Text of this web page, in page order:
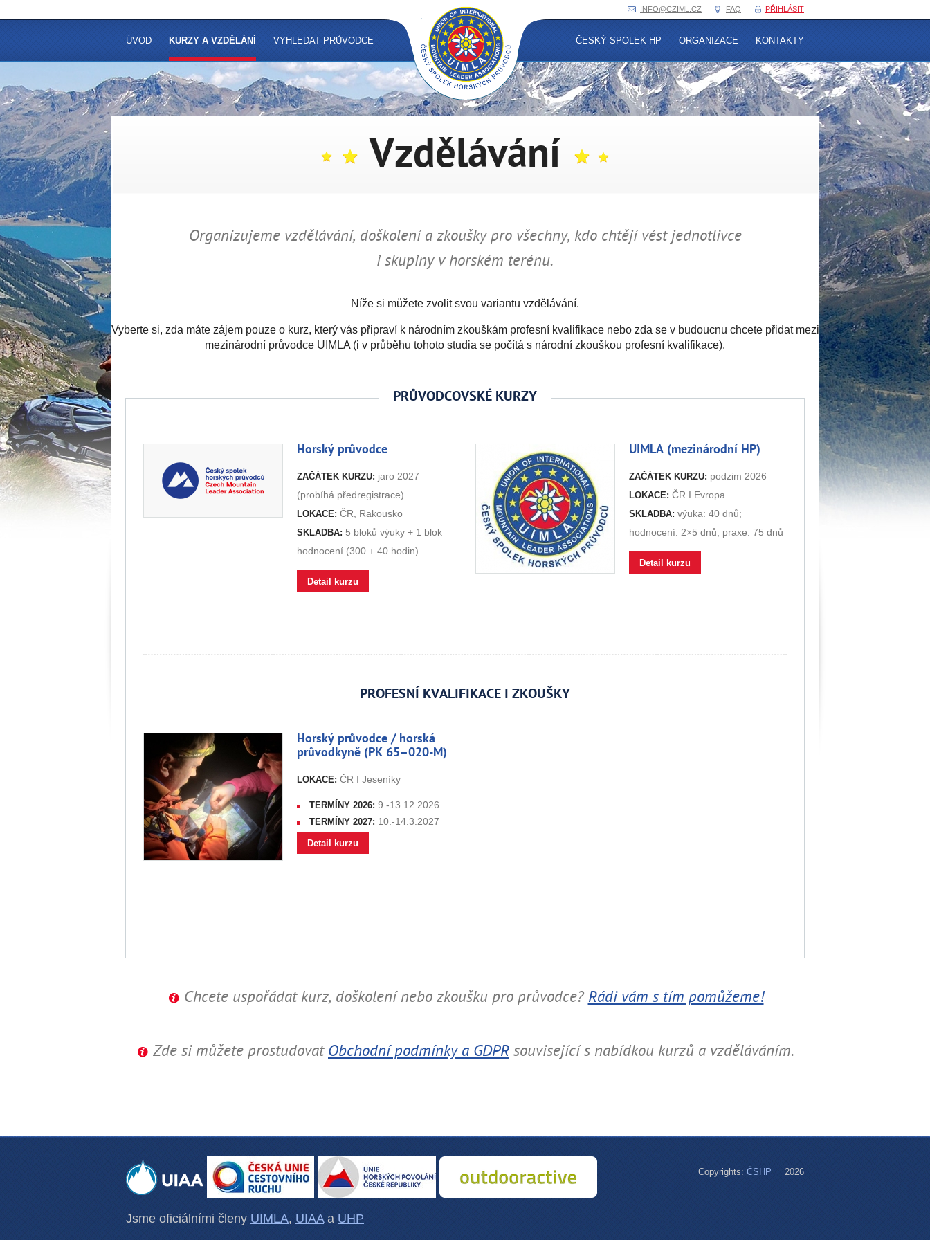
ÚVOD KURZY A VZDĚLÁNÍ VYHLEDAT PRŮVODCE ČESKÝ SPOLEK HP ORGANIZACE KONTAKTY
INFO@CZIML.CZ FAQ PŘIHLÁSIT
Vzdělávání
Organizujeme vzdělávání, doškolení a zkoušky pro všechny, kdo chtějí vést jednotlivce
i skupiny v horském terénu.
Níže si můžete zvolit svou variantu vzdělávání.
Vyberte si, zda máte zájem pouze o kurz, který vás připraví k národním zkouškám profesní kvalifikace nebo zda se v budoucnu chcete přidat mezi
mezinárodní průvodce UIMLA (i v průběhu tohoto studia se počítá s národní zkouškou profesní kvalifikace).
PRŮVODCOVSKÉ KURZY
Horský průvodce
ZAČÁTEK KURZU: jaro 2027
(probíhá předregistrace)
LOKACE: ČR, Rakousko
SKLADBA: 5 bloků výuky + 1 blok
hodnocení (300 + 40 hodin)
Detail kurzu
UIMLA (mezinárodní HP)
ZAČÁTEK KURZU: podzim 2026
LOKACE: ČR I Evropa
SKLADBA: výuka: 40 dnů;
hodnocení: 2×5 dnů; praxe: 75 dnů
Detail kurzu
PROFESNÍ KVALIFIKACE I ZKOUŠKY
Horský průvodce / horská
průvodkyně (PK 65–020-M)
LOKACE: ČR I Jeseníky
TERMÍNY 2026: 9.-13.12.2026
TERMÍNY 2027: 10.-14.3.2027
Detail kurzu
Chcete uspořádat kurz, doškolení nebo zkoušku pro průvodce?Rádi vám s tím pomůžeme!
Zde si můžete prostudovatObchodní podmínky a GDPR související s nabídkou kurzů a vzděláváním.
Jsme oficiálními členy UIMLA, UIAAa UHP
Copyrights: ČSHP 2026